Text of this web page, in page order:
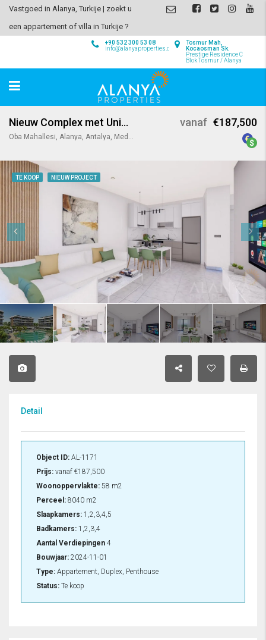
Vastgoed in Alanya, Turkije | zoekt u
een appartement of villa in Turkije ?
Tosmur Mah,
Kocaosman Sk.
Prestige Residence C
Blok Tosmur / Alanya
+90 532 300 53 08
info@alanyaproperties.com
Nieuw Complex met Uniek Design in Oba / Alanya
Oba Mahallesi, Alanya, Antalya, Mediterranean Region, Turkey
vanaf €187,500
TE KOOP NIEUW PROJECT
Detail
Object ID: AL-1171
Prijs: vanaf €187,500
Woonoppervlakte: 58 m2
Perceel: 8040 m2
Slaapkamers: 1,2,3,4,5
Badkamers: 1,2,3,4
Aantal Verdiepingen 4
Bouwjaar: 2024-11-01
Type: Appartement, Duplex, Penthouse
Status: Te koop